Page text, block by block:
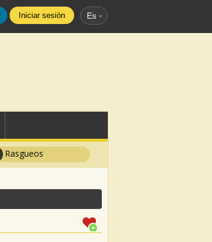
Iniciar sesión Es
Rasgueos